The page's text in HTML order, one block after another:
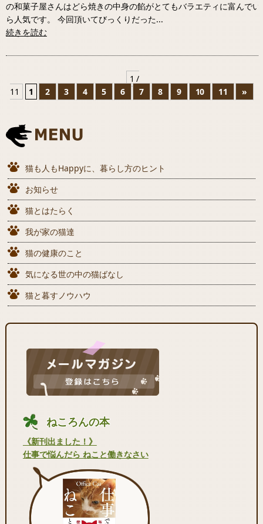
の和菓子屋さんはどら焼きの中身の餡がとてもバラエティに富んでい
ら人気です。 今回頂いてびっくりだった...
続きを読む
1 /
11
1 2 3 4 5 6 7 8 9 10 11 »
猫も人もHappyに、暮らし方のヒント
お知らせ
猫とはたらく
我が家の猫達
猫の健康のこと
気になる世の中の猫ばなし
猫と暮すノウハウ
ねころんの本
《新刊出ました！》
仕事で悩んだら ねこと働きなさい